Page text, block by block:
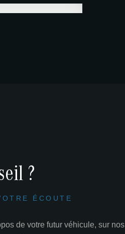
?
ÉCOUTE
de votre futur véhicule, sur nos